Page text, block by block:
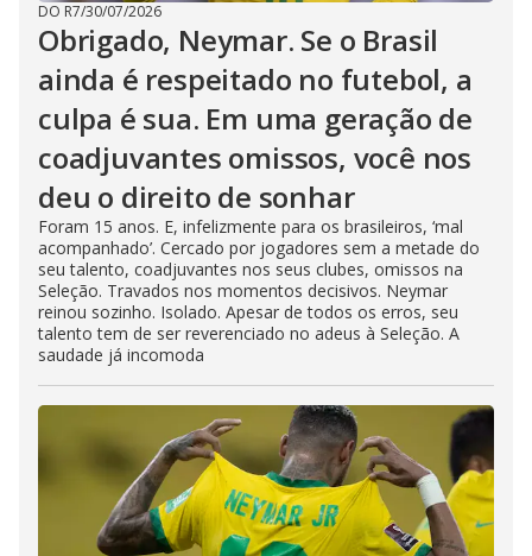
DO R7/30/07/2026
Obrigado, Neymar. Se o Brasil
ainda é respeitado no futebol, a
culpa é sua. Em uma geração de
coadjuvantes omissos, você nos
deu o direito de sonhar
Foram 15 anos. E, infelizmente para os brasileiros, ‘mal
acompanhado’. Cercado por jogadores sem a metade do
seu talento, coadjuvantes nos seus clubes, omissos na
Seleção. Travados nos momentos decisivos. Neymar
reinou sozinho. Isolado. Apesar de todos os erros, seu
talento tem de ser reverenciado no adeus à Seleção. A
saudade já incomoda